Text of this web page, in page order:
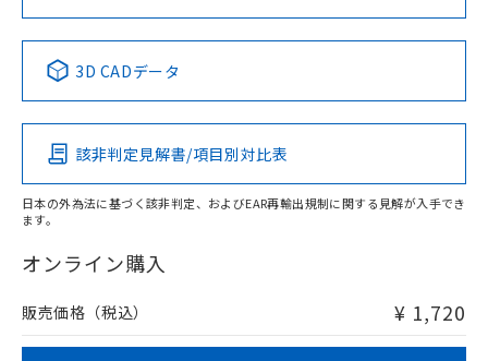
Pb Hg Cd Cr(VI)
O
在庫等で未対応品が混在する可能性があります。
問い合わせください。
No No No No
この製品の規格認証/適合状況ページへ
その他の認証はこちらのページからご検索ください
3D CADデータ
該非判定見解書/項目別対比表
日本の外為法に基づく該非判定、およびEAR再輸出規制に関する見解が入手でき
ます。
オンライン購入
販売価格（税込） ¥ 1,720